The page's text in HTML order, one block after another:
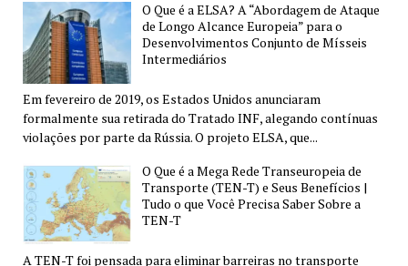
O Que é a ELSA? A “Abordagem de Ataque
de Longo Alcance Europeia” para o
Desenvolvimentos Conjunto de Mísseis
Intermediários
Em fevereiro de 2019, os Estados Unidos anunciaram
formalmente sua retirada do Tratado INF, alegando contínuas
violações por parte da Rússia. O projeto ELSA, que...
O Que é a Mega Rede Transeuropeia de
Transporte (TEN-T) e Seus Benefícios |
Tudo o que Você Precisa Saber Sobre a
TEN-T
A TEN-T foi pensada para eliminar barreiras no transporte